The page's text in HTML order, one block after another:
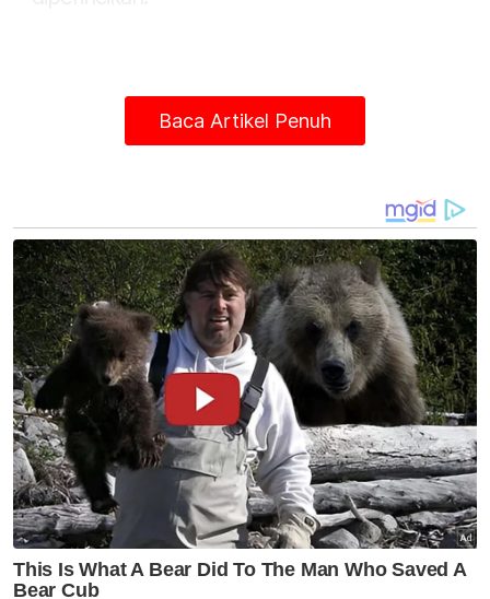
Untuk rekod, Abdul Hadi yang juga Ahli
Parlimen Marang sebelum ini pernah
menerima rawatan susulan di Institut
Jantung Negara (IJN), dan kali terakhir
dilaporkan menjalani prosedur rawatan
berkaitan pada 5 Januari tahun lalu.
Artikel Berkaitan:
Pas syukur, Hadi Awang selamat jalani rawatan
Baca Artikel Penuh